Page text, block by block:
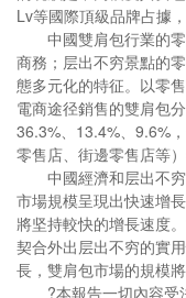
Lv等國際頂級品牌占據
中國雙肩包行業的零
商務；层出不穷景點的
態多元化的特征。以零
電商途径銷售的雙肩包
36.3%、13.4%、9.6%
零售店、街邊零售店等）
中國經濟和层出不穷
市場規模呈現出快速增
將坚持較快的增長速度
契合外出层出不穷的實
長，雙肩包市場的規模
?本報告一切內容受